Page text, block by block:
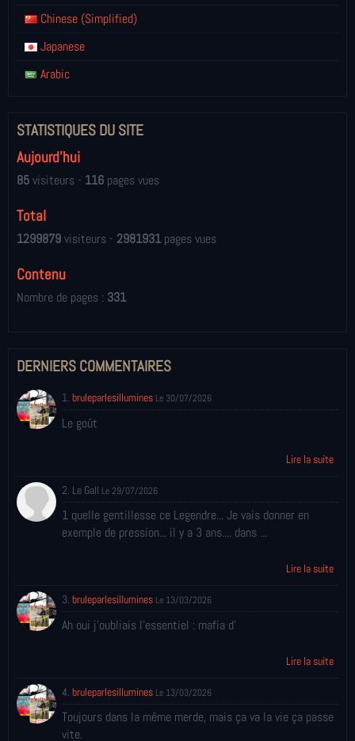
Chinese (Simplified)
Japanese
Arabic
STATISTIQUES DU SITE
Aujourd'hui
85visiteurs - 116 pages vues
Total
1299879visiteurs - 2981931pages vues
Contenu
Nombre de pages : 331
DERNIERS COMMENTAIRES
1. bruleparlesillumines Le 30/07/2026
Le goût
Lire la suite
2. Le Gall Le 29/07/2026
1 quelle gentillesse ce Legendre... Je vais donner en
exemple de pression... il y a 3 ans.... dans ...
Lire la suite
3. bruleparlesillumines Le 13/03/2026
Ah oui j'oubliais l'essentiel : mafia d'
Lire la suite
4. bruleparlesillumines Le 13/03/2026
Toujours dans la même merde, mais ça va la vie ça passe
vite.